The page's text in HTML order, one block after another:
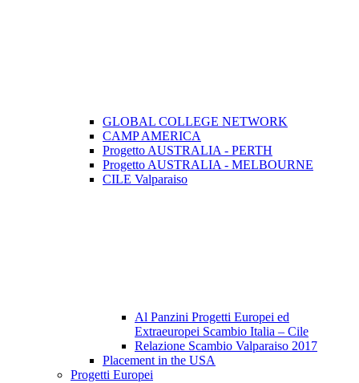
GLOBAL COLLEGE NETWORK
CAMP AMERICA
Progetto AUSTRALIA - PERTH
Progetto AUSTRALIA - MELBOURNE
CILE Valparaiso
Al Panzini Progetti Europei ed
Extraeuropei Scambio Italia – Cile
Relazione Scambio Valparaiso 2017
Placement in the USA
Progetti Europei